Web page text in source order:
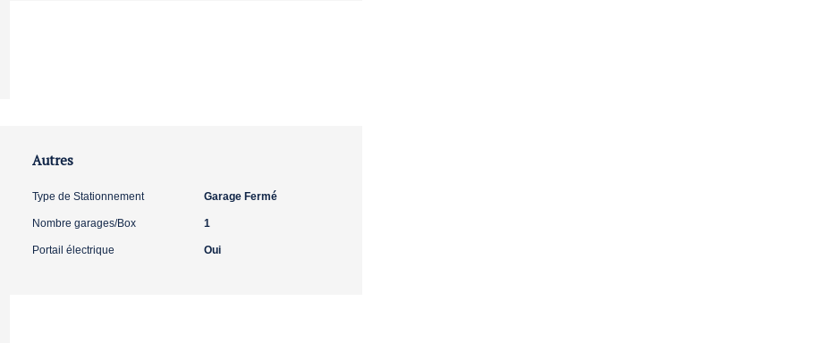
Autres
Type de Stationnement Garage Fermé
Nombre garages/Box 1
Portail électrique Oui